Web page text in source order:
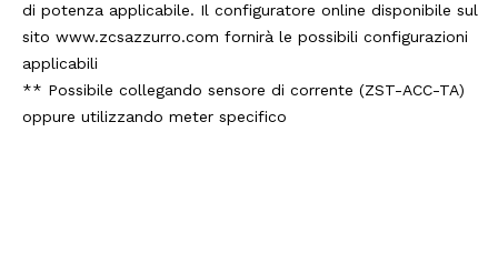
di potenza applicabile. Il configuratore online disponibile sul
sito www.zcsazzurro.com fornirà le possibili configurazioni
applicabili
** Possibile collegando sensore di corrente (ZST-ACC-TA)
oppure utilizzando meter specifico